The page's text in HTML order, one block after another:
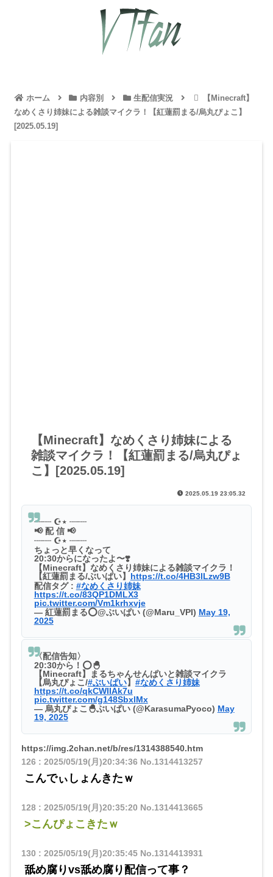
ホーム 内容別 生配信実況
【Minecraft】
なめくさり姉妹による雑談マイクラ！【紅蓮罰まる/烏丸ぴょこ】
[2025.05.19]
【Minecraft】なめくさり姉妹による
雑談マイクラ！【紅蓮罰まる/烏丸ぴょ
こ】[2025.05.19]
2025.05.19 23:05.32
┈┈ ☪︎⋆ ┈┈
📢 配 信 📢
┈┈ ☪︎⋆ ┈┈
ちょっと早くなって
20:30からになったよ〜❣️
【Minecraft】なめくさり姉妹による雑談マイクラ！
【紅蓮罰まる/ぶいぱい】 https://t.co/4HB3ILzw9B
配信タグ : #なめくさり姉妹
https://t.co/83QP1DMLX3
pic.twitter.com/Vm1krhxvje
— 紅蓮罰まる⭕@ぶいぱい (@Maru_VPI) May 19,
2025
〈配信告知〉
20:30から！⭕️🐣
【Minecraft】まるちゃんせんぱいと雑談マイクラ
【烏丸ぴょこ/#ぶいぱい】 #なめくさり姉妹
https://t.co/qkCWIIAk7u
pic.twitter.com/g148SbxlMx
— 烏丸ぴょこ🐣ぶいぱい (@KarasumaPyoco) May
19, 2025
https://img.2chan.net/b/res/1314388540.htm
126 : 2025/05/19(月)20:34:36 No.1314413257
こんでぃしょんきたｗ
128: 2025/05/19(月)20:35:20 No.1314413665
>こんぴょこきたｗ
130 : 2025/05/19(月)20:35:45No.1314413931
舐め腐りvs舐め腐り配信って事？